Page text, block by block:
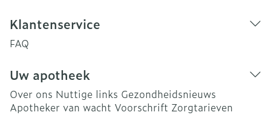
Klantenservice
FAQ
Uw apotheek
Over ons Nuttige links Gezondheidsnieuws
Apotheker van wacht Voorschrift Zorgtarieven